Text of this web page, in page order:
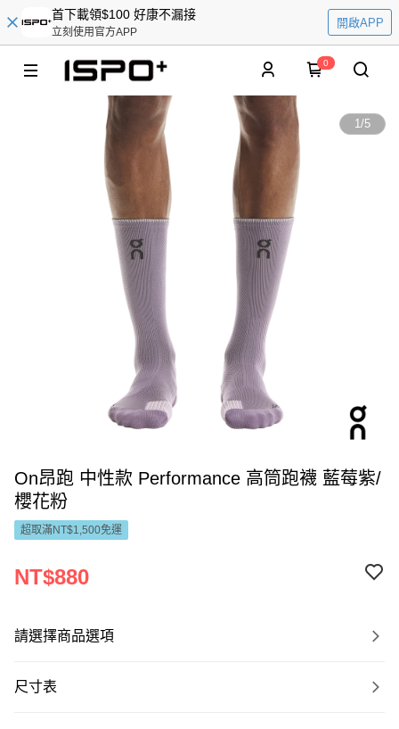
首下載領$100 好康不漏接
立刻使用官方APP
開啟APP
0
1/5
On昂跑 中性款 Performance 高筒跑襪 藍莓紫/
櫻花粉
超取滿NT$1,500免運
NT$880
請選擇商品選項
尺寸表